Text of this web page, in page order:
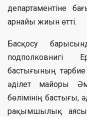
департаментіне
арнайы жиын өтті.
Басқосу
подполковнигі
бастығының
әділет майоры
бөлімінің бастығы,
рақымшылық